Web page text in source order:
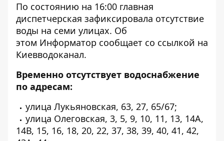
По состоянию на 16:00 главная
диспетчерская зафиксировала отсутствие
воды на семи улицах. Об
этом Информатор сообщает со ссылкой на
Киевводоканал.
Временно отсутствует водоснабжение
по адресам:
улица Лукьяновская, 63, 27, 65/67;
улица Олеговская, 3, 5, 9, 10, 11, 13, 14А,
14В, 15, 16, 18, 20, 22, 37, 38, 39, 40, 41, 42,